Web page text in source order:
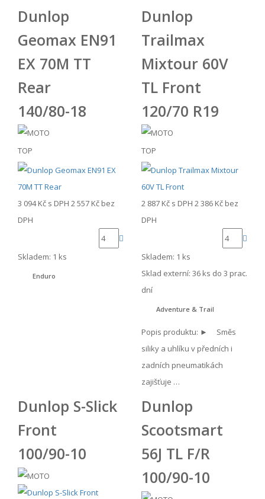
Dunlop
Geomax EN91
EX 70M TT
Rear
140/80-18
TOP
3 094 Kč s DPH 2 557 Kč bez
DPH
Skladem: 1 ks
Enduro
Dunlop
Trailmax
Mixtour 60V
TL Front
120/70 R19
TOP
2 887 Kč s DPH 2 386 Kč bez
DPH
Skladem: 1 ks
Sklad externí: 36 ks do 3 prac.
dní
Adventure & Trail
Popis produktu: ► Směs
siliky a uhlíku v předních i
zadních pneumatikách
zajišťuje …
Dunlop S-Slick
Front
100/90-10
Dunlop
Scootsmart
56J TL F/R
100/90-10